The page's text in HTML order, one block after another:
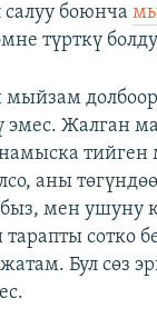
боюнча
түрткү
эмес. Жалган
аны
мен ушуну
сотко
Бул сөз